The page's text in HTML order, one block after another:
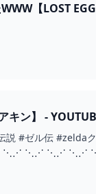
【LOST
キン】 -
の伝説 #ゼル
⋱⋰ ⋱⋰ ⋱⋰